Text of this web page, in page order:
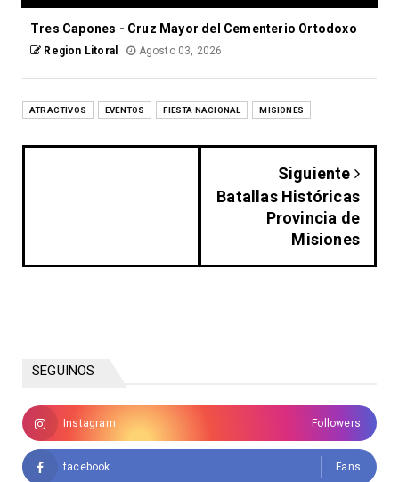
Tres Capones - Cruz Mayor del Cementerio Ortodoxo
Region Litoral Agosto 03, 2026
ATRACTIVOS EVENTOS FIESTA NACIONAL MISIONES
Siguiente
Batallas Históricas
Provincia de
Misiones
SEGUINOS
Instagram Followers
facebook Fans